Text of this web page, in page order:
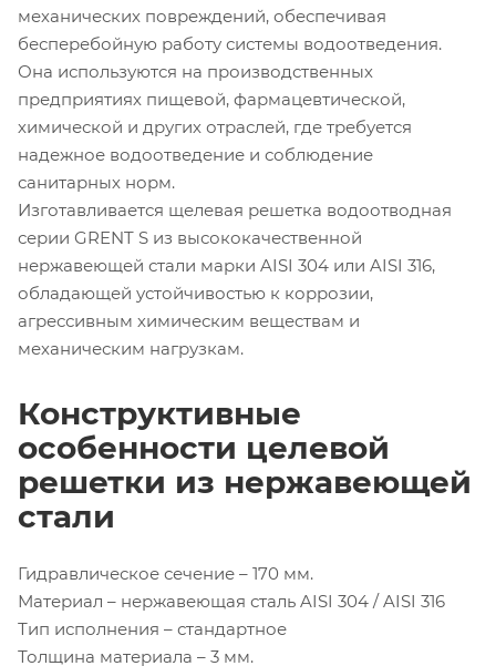
механических повреждений, обеспечивая
бесперебойную работу системы водоотведения.
Она используются на производственных
предприятиях пищевой, фармацевтической,
химической и других отраслей, где требуется
надежное водоотведение и соблюдение
санитарных норм.
Изготавливается щелевая решетка водоотводная
серии GRENT S из высококачественной
нержавеющей стали марки AISI 304 или AISI 316,
обладающей устойчивостью к коррозии,
агрессивным химическим веществам и
механическим нагрузкам.
Конструктивные
особенности целевой
решетки из нержавеющей
стали
Гидравлическое сечение – 170 мм.
Материал – нержавеющая сталь AISI 304 / AISI 316
Тип исполнения – стандартное
Толщина материала – 3 мм.